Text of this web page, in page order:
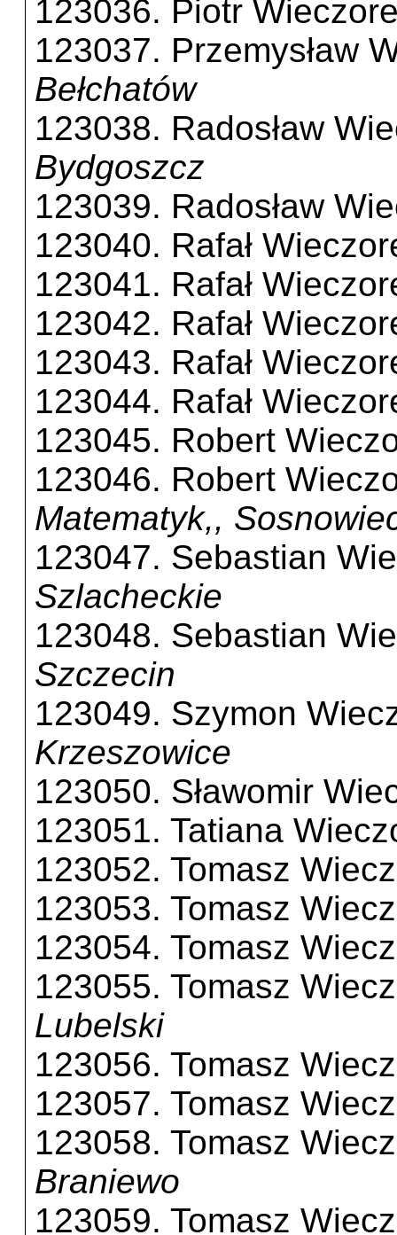
123036. Piotr
123037. Przemysław
Bełchatów
123038. Radosław
Bydgoszcz
123039. Radosław
123040. Rafał
123041. Rafał
123042. Rafał
123043. Rafał
123044. Rafał
123045. Robert
123046. Robert
Matematyk,,
123047. Sebastian
Szlacheckie
123048. Sebastian
Szczecin
123049. Szymon
Krzeszowice
123050. Sławomir
123051. Tatiana
123052. Tomasz
123053. Tomasz
123054. Tomasz
123055. Tomasz
Lubelski
123056. Tomasz
123057. Tomasz
123058. Tomasz
Braniewo
123059. Tomasz